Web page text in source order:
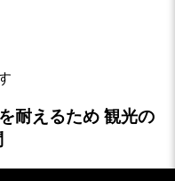
耐えるため 観光の